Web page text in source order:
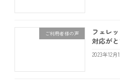
ご利用者様の声
フェレ
対応がと
2023年12月